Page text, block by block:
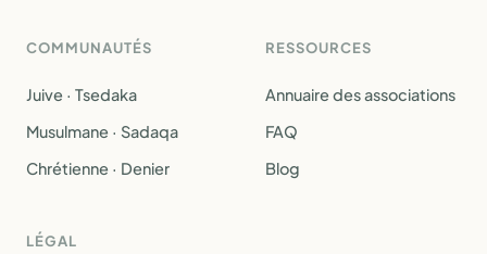
COMMUNAUTÉS
Juive · Tsedaka
Musulmane · Sadaqa
Chrétienne · Denier
RESSOURCES
Annuaire des associations
FAQ
Blog
LÉGAL